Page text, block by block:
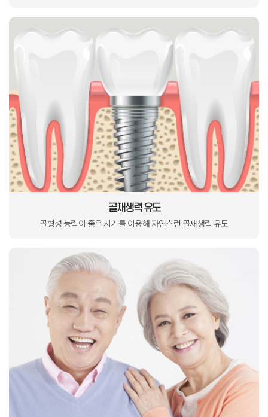
골재생력 유도
골형성 능력이 좋은 시기를 이용해 자연스런 골재생력 유도